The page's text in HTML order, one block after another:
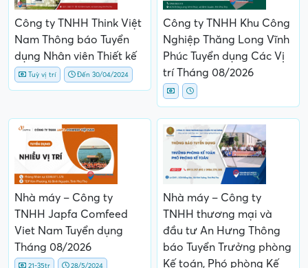
Công ty TNHH Think Việt
Nam Thông báo Tuyển
dụng Nhân viên Thiết kế
Tuỳ vị trí Đến 30/04/2024
Công ty TNHH Khu Công
Nghiệp Thăng Long Vĩnh
Phúc Tuyển dụng Các Vị
trí Tháng 08/2026
Nhà máy – Công ty
TNHH Japfa Comfeed
Viet Nam Tuyển dụng
Tháng 08/2026
21-35tr 28/5/2024
Nhà máy – Công ty
TNHH thương mại và
đầu tư An Hưng Thông
báo Tuyển Trưởng phòng
Kế toán, Phó phòng Kế